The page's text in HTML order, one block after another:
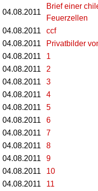
04.08.2011
Brief einer
Feuerzellen
04.08.2011
ccf
04.08.2011
Privatbilder
04.08.2011
1
04.08.2011
2
04.08.2011
3
04.08.2011
4
04.08.2011
5
04.08.2011
6
04.08.2011
7
04.08.2011
8
04.08.2011
9
04.08.2011
10
04.08.2011
11